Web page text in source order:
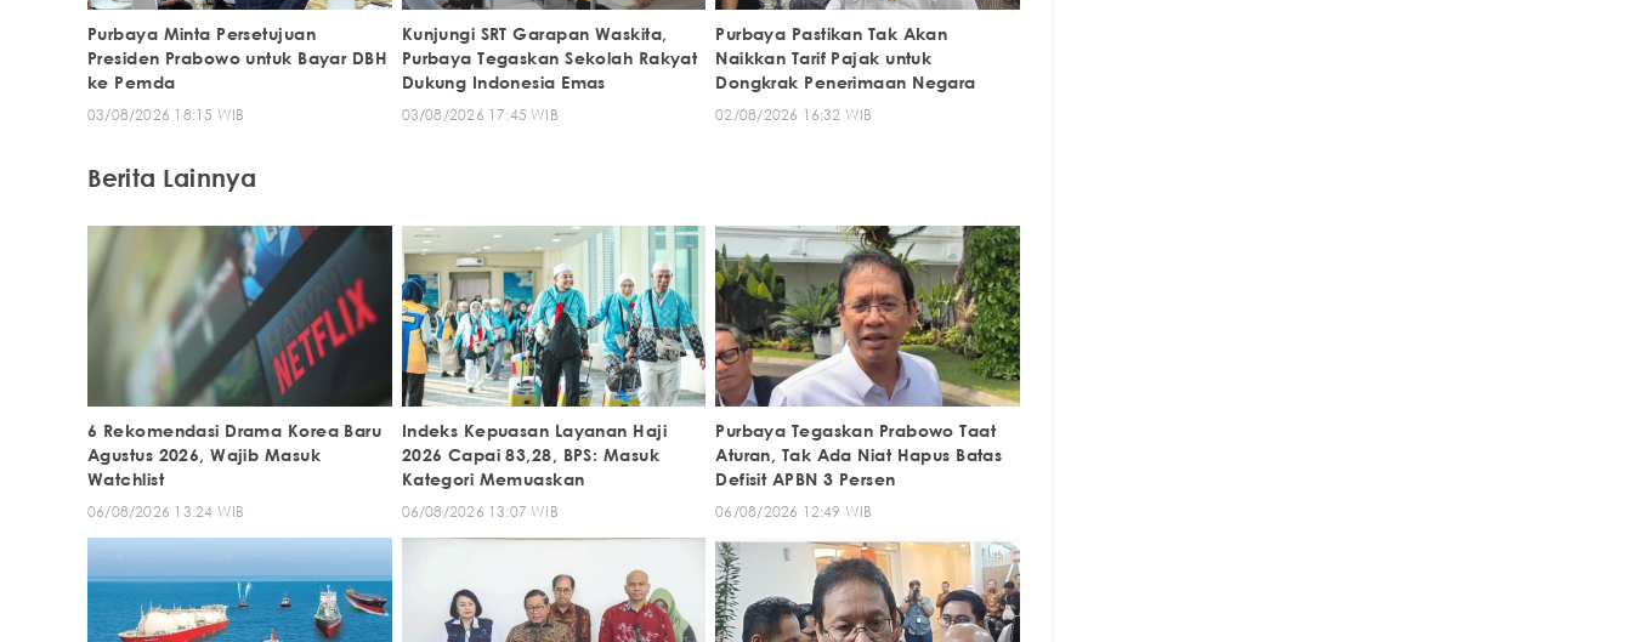
Purbaya Minta Persetujuan
Presiden Prabowo untuk Bayar DBH
ke Pemda
03/08/2026 18:15 WIB
Kunjungi SRT Garapan Waskita,
Purbaya Tegaskan Sekolah Rakyat
Dukung Indonesia Emas
03/08/2026 17:45 WIB
Purbaya Pastikan Tak Akan
Naikkan Tarif Pajak untuk
Dongkrak Penerimaan Negara
02/08/2026 16:32 WIB
Berita Lainnya
6 Rekomendasi Drama Korea Baru
Agustus 2026, Wajib Masuk
Watchlist
06/08/2026 13:24 WIB
Indeks Kepuasan Layanan Haji
2026 Capai 83,28, BPS: Masuk
Kategori Memuaskan
06/08/2026 13:07 WIB
Purbaya Tegaskan Prabowo Taat
Aturan, Tak Ada Niat Hapus Batas
Defisit APBN 3 Persen
06/08/2026 12:49 WIB